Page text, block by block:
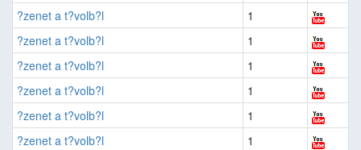
?zenet a t?volb?l
1
?zenet a t?volb?l
1
?zenet a t?volb?l
1
?zenet a t?volb?l
1
?zenet a t?volb?l
1
?zenet a t?volb?l
1